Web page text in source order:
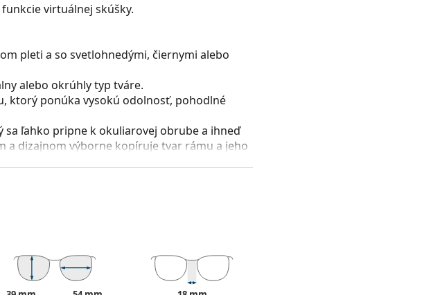
virtuálnej skúšky.
pleti a so svetlohnedými, čiernymi alebo
alebo okrúhly typ tváre.
ktorý ponúka vysokú odolnosť, pohodlné
sa ľahko pripne k okuliarovej obrube a ihneď
a dizajnom výborne kopíruje tvar rámu a jeho
prednej sférickej plochy šošoviek a
a dotvoriť váš štýl. K ich prednostiam
šošoviek a predovšetkým ich ochrana
typy okuliarových šošoviek, vrátane tých